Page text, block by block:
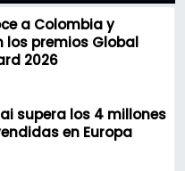
a Colombia y
los premios Global
2026
supera los 4 millones
en Europa